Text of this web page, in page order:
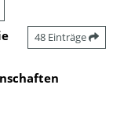
48 Einträge